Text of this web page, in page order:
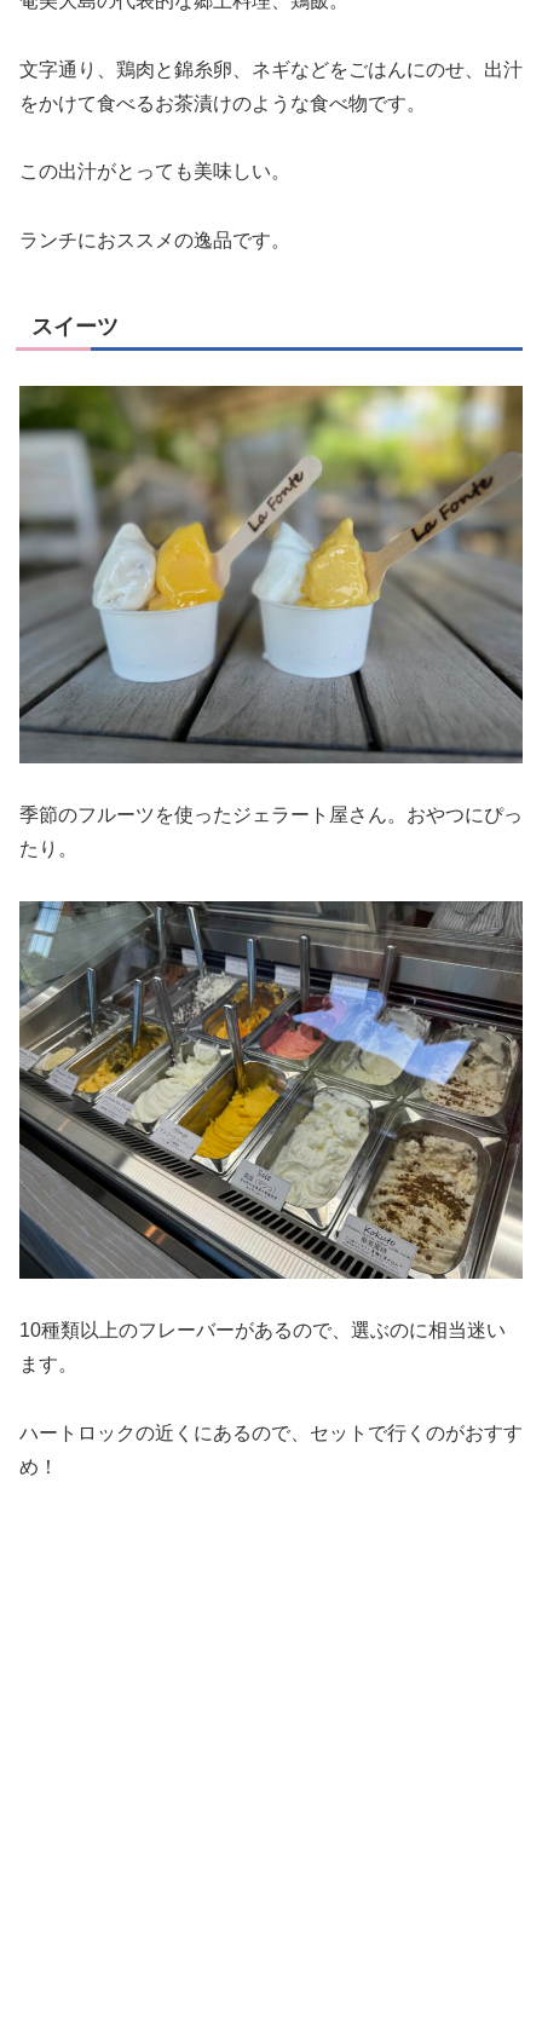
文字通り、鶏肉と錦糸卵、ネギなどをごはんにのせ、出汁
をかけて食べるお茶漬けのような食べ物です。
この出汁がとっても美味しい。
ランチにおススメの逸品です。
スイーツ
季節のフルーツを使ったジェラート屋さん。おやつにぴっ
たり。
10種類以上のフレーバーがあるので、選ぶのに相当迷い
ます。
ハートロックの近くにあるので、セットで行くのがおすす
め！